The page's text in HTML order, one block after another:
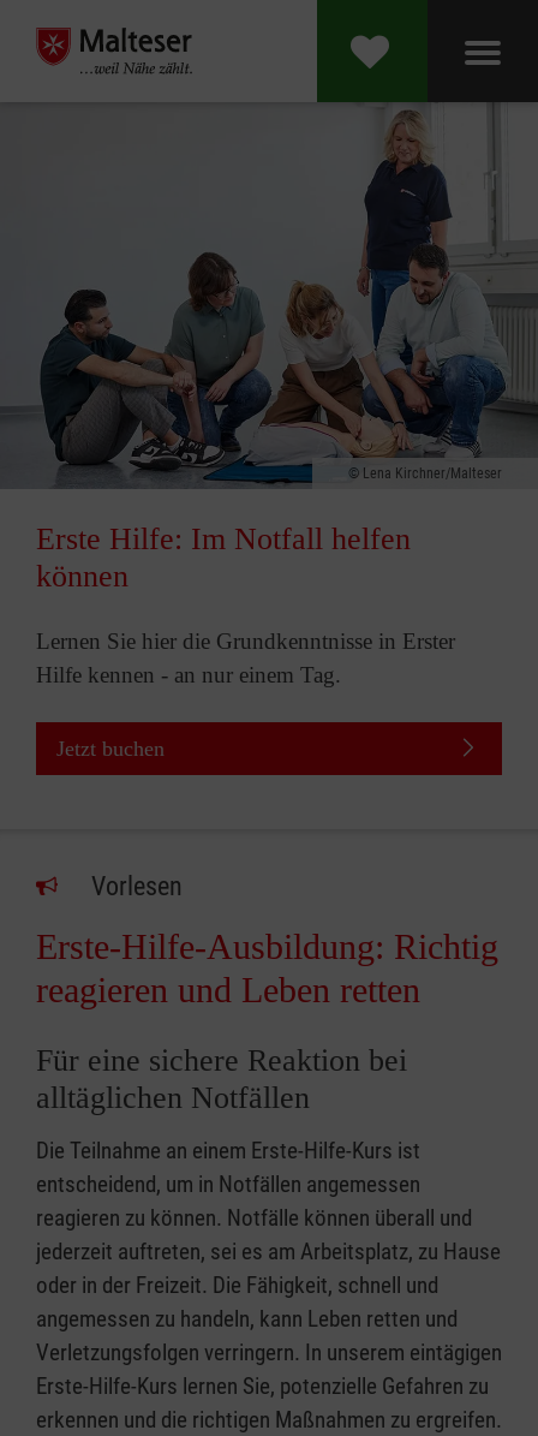
Lena Kirchner/Malteser
Erste Hilfe: Im Notfall helfen
können
Lernen Sie hier die Grundkenntnisse in Erster
Hilfe kennen - an nur einem Tag.
Jetzt buchen
Vorlesen
Erste-Hilfe-Ausbildung: Richtig
reagieren und Leben retten
Für eine sichere Reaktion bei
alltäglichen Notfällen
Die Teilnahme an einem Erste-Hilfe-Kurs ist
entscheidend, um in Notfällen angemessen
reagieren zu können. Notfälle können überall und
jederzeit auftreten, sei es am Arbeitsplatz, zu Hause
oder in der Freizeit. Die Fähigkeit, schnell und
angemessen zu handeln, kann Leben retten und
Verletzungsfolgen verringern. In unserem eintägigen
Erste-Hilfe-Kurs lernen Sie, potenzielle Gefahren zu
erkennen und die richtigen Maßnahmen zu ergreifen.